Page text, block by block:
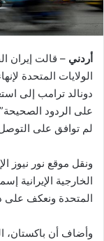
أردني – قالت إيران
الولايات المتحدة
دونالد ترامب إلى
على الردود
لم توافق على
ونقل موقع نور نيوز
الخارجية الإيرانية
المتحدة ونعكف على
وأضاف أن باكستان،